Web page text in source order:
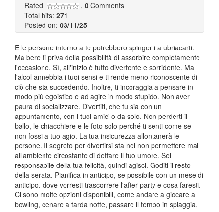
Rated: , 0 Comments
Total hits: 271
Posted on: 03/11/25
E le persone intorno a te potrebbero spingerti a ubriacarti.
Ma bere ti priva della possibilità di assorbire completamente
l'occasione. Sì, all'inizio è tutto divertente e sorridente. Ma
l'alcol annebbia i tuoi sensi e ti rende meno riconoscente di
ciò che sta succedendo. Inoltre, ti incoraggia a pensare in
modo più egoistico e ad agire in modo stupido. Non aver
paura di socializzare. Divertiti, che tu sia con un
appuntamento, con i tuoi amici o da solo. Non perderti il
ballo, le chiacchiere e le foto solo perché ti senti come se
non fossi a tuo agio. La tua insicurezza allontanerà le
persone. Il segreto per divertirsi sta nel non permettere mai
all'ambiente circostante di dettare il tuo umore. Sei
responsabile della tua felicità, quindi agisci. Goditi il resto
della serata. Pianifica in anticipo, se possibile con un mese di
anticipo, dove vorresti trascorrere l'after-party e cosa faresti.
Ci sono molte opzioni disponibili, come andare a giocare a
bowling, cenare a tarda notte, passare il tempo in spiaggia,